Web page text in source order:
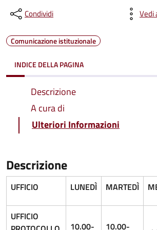
Condividi Vedi
Comunicazione istituzionale
INDICE DELLA PAGINA
Descrizione
A cura di
Ulteriori Informazioni
Descrizione
UFFICIO LUNEDÌ MARTEDÌ
UFFICIO
10.00- 10.00-